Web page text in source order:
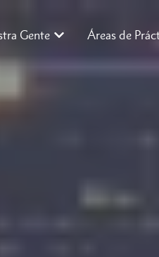
Gente Áreas de